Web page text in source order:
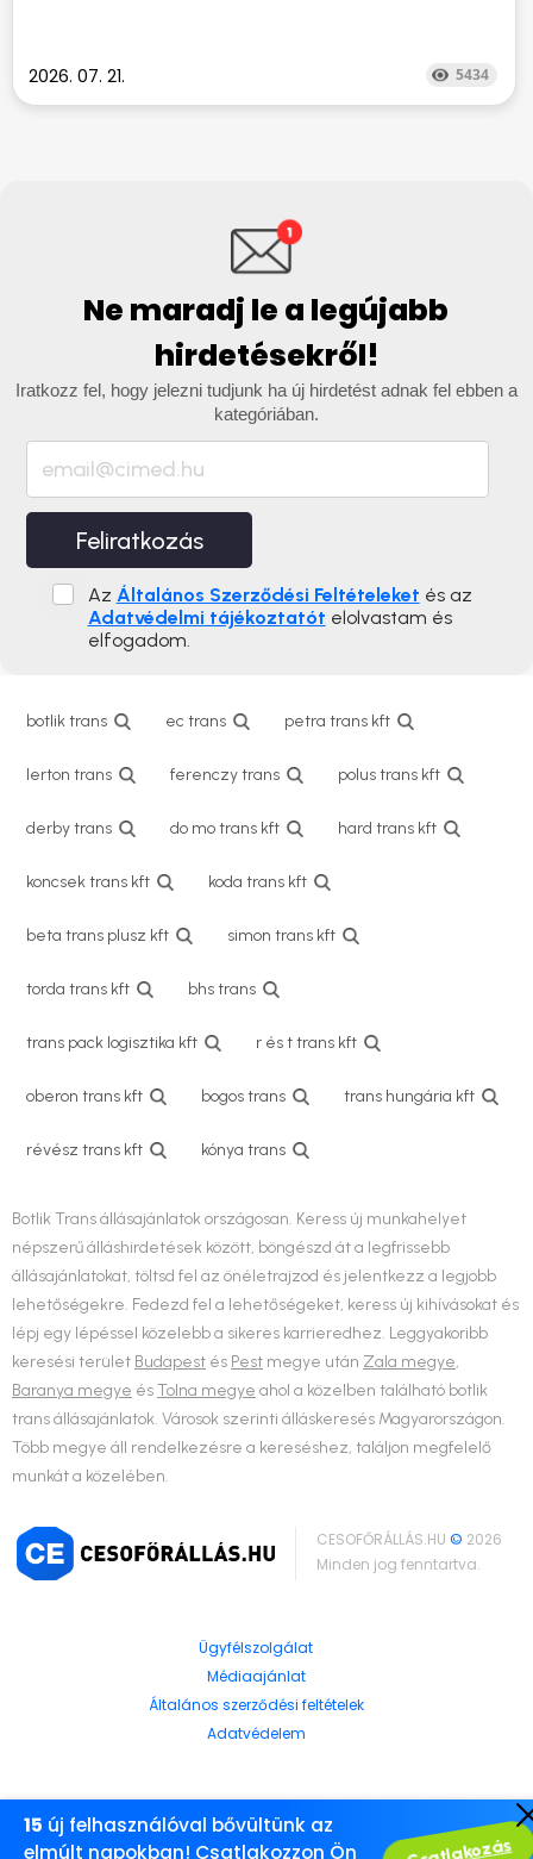
2026. 07. 21. 5434
Ne maradj le a legújabb
hirdetésekről!
Iratkozz fel, hogy jelezni tudjunk ha új hirdetést adnak fel ebben a
kategóriában.
Feliratkozás
Az Általános Szerződési Feltételeket és az
Adatvédelmi tájékoztatót elolvastam és
elfogadom.
botlik trans ec trans petra trans kft
lerton trans ferenczy trans polus trans kft
derby trans do mo trans kft hard trans kft
koncsek trans kft koda trans kft
beta trans plusz kft simon trans kft
torda trans kft bhs trans
trans pack logisztika kft r és t trans kft
oberon trans kft bogos trans trans hungária kft
révész trans kft kónya trans
Botlik Trans állásajánlatok országosan. Keress új munkahelyet
népszerű álláshirdetések között, böngészd át a legfrissebb
állásajánlatokat, töltsd fel az önéletrajzod és jelentkezz a legjobb
lehetőségekre. Fedezd fel a lehetőségeket, keress új kihívásokat és
lépj egy lépéssel közelebb a sikeres karrieredhez. Leggyakoribb
keresési terület Budapest és Pest megye után Zala megye,
Baranya megye ésTolna megye ahol a közelben található botlik
trans állásajánlatok. Városok szerinti álláskeresés Magyarországon.
Több megye áll rendelkezésre a kereséshez, találjon megfelelő
munkát a közelében.
CESOFŐRÁLLÁS.HU© 2026
Minden jog fenntartva.
Ügyfélszolgálat
Médiaajánlat
Általános szerződési feltételek
Adatvédelem
15 új felhasználóval bővültünk az
elmúlt napokban! Csatlakozzon Ön
Csatlakozás